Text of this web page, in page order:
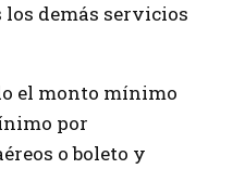
los demás servicios
el monto mínimo
por
o boleto y